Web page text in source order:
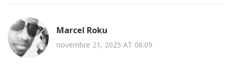
Marcel Roku
novembre 21, 2025 AT 06:09